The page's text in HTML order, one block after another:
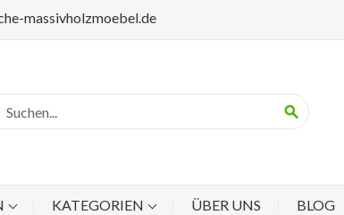
massivholzmoebel.de
search
KATEGORIEN ÜBER UNS BLOG